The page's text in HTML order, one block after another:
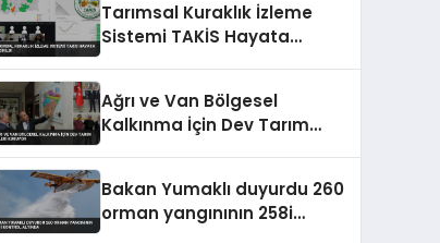
Tarımsal Kuraklık İzleme
Sistemi TAKİS Hayata
Ağrı ve Van Bölgesel
Kalkınma İçin Dev Tarım
Bakan Yumaklı duyurdu 260
orman yangınının 258i